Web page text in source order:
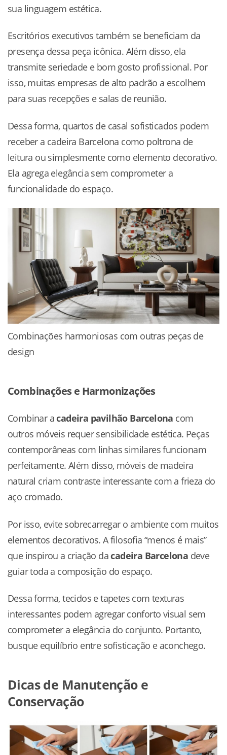
sua linguagem estética.
Escritórios executivos também se beneficiam da
presença dessa peça icônica. Além disso, ela
transmite seriedade e bom gosto profissional. Por
isso, muitas empresas de alto padrão a escolhem
para suas recepções e salas de reunião.
Dessa forma, quartos de casal sofisticados podem
receber a cadeira Barcelona como poltrona de
leitura ou simplesmente como elemento decorativo.
Ela agrega elegância sem comprometer a
funcionalidade do espaço.
Combinações harmoniosas com outras peças de
design
Combinações e Harmonizações
Combinar acadeira pavilhão Barcelona com
outros móveis requer sensibilidade estética. Peças
contemporâneas com linhas similares funcionam
perfeitamente. Além disso, móveis de madeira
natural criam contraste interessante com a frieza do
aço cromado.
Por isso, evite sobrecarregar o ambiente com muitos
elementos decorativos. A filosofia “menos é mais”
que inspirou a criação dacadeira Barcelona deve
guiar toda a composição do espaço.
Dessa forma, tecidos e tapetes com texturas
interessantes podem agregar conforto visual sem
comprometer a elegância do conjunto. Portanto,
busque equilíbrio entre sofisticação e aconchego.
Dicas de Manutenção e
Conservação